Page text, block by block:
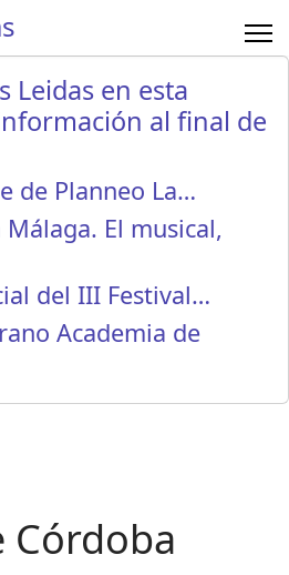
Leidas en esta
al final de
de Planneo La…
Málaga. El musical,
del III Festival…
Academia de
Córdoba